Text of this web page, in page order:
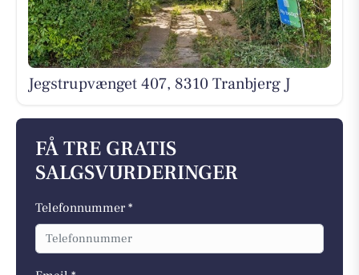
Jegstrupvænget 407, 8310 Tranbjerg J
FÅ TRE GRATIS
SALGSVURDERINGER
Telefonnummer *